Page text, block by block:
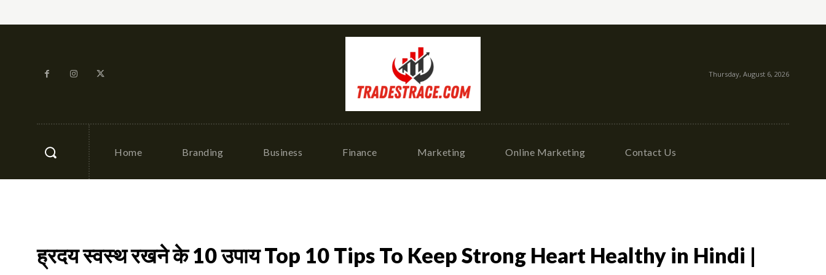
Thursday, August 6, 2026
Home Branding Business Finance Marketing Online Marketing Contact Us
ह्रदय स्वस्थ रखने के 10 उपाय Top 10 Tips To Keep Strong Heart Healthy in Hindi |